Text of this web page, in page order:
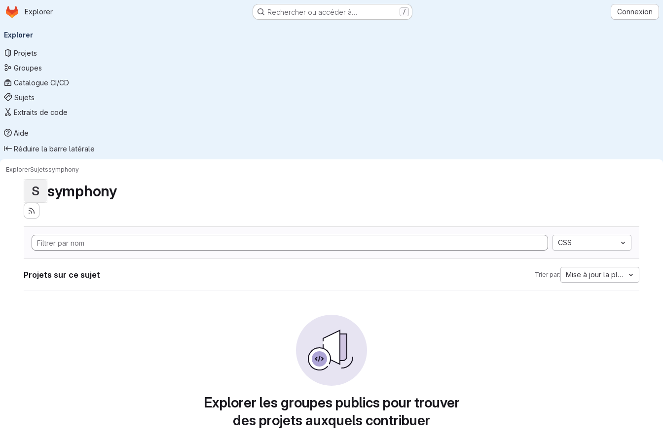
Passer au contenu principal
Page d'accueil
Explorer Rechercher ou accéder à… / Connexion
principale
Explorer
Projets
Groupes
Catalogue CI/CD
Sujets
Extraits de code
Aide
Réduire la barre latérale
ExplorerSujetssymphony
S symphony
CSS
Projets sur ce sujet Trier par: Mise à jour la plus ancienne
Explorer les groupes publics pour trouver
des projets auxquels contribuer